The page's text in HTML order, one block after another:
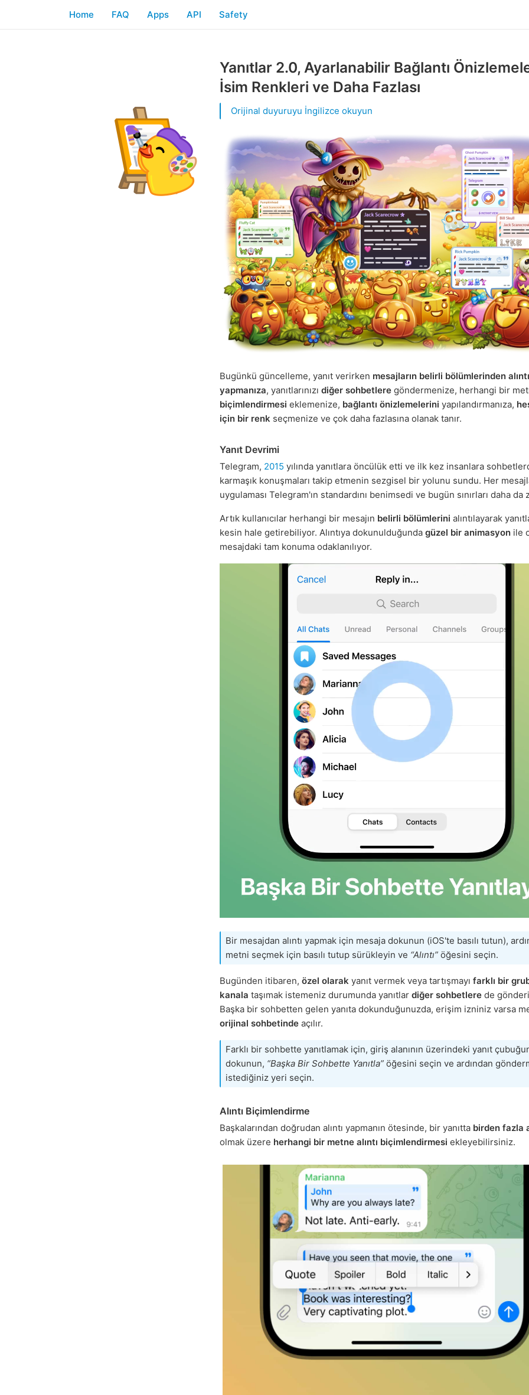
Home FAQ Apps API Safety
Yanıtlar 2.0, Ayarlanabilir Bağlantı
İsim Renkleri ve Daha Fazlası
Orijinal duyuruyu İngilizce okuyun
Bugünkü güncelleme, yanıt verirken mesajların belirli bölümlerinden alıntı
yapmanıza, yanıtlarınızı diğer sohbetlere göndermenize, herhangi bir
biçimlendirmesi eklemenize, bağlantı önizlemelerini yapılandırmanıza,
için bir renk seçmenize ve çok daha fazlasına olanak tanır.
Yanıt Devrimi
Telegram, 2015 yılında yanıtlara öncülük etti ve ilk kez insanlara
karmaşık konuşmaları takip etmenin sezgisel bir yolunu sundu. Her
uygulaması Telegram'ın standardını benimsedi ve bugün sınırları daha
Artık kullanıcılar herhangi bir mesajın belirli bölümlerini alıntılayarak
kesin hale getirebiliyor. Alıntıya dokunulduğunda güzel bir animasyon ile
mesajdaki tam konuma odaklanılıyor.
Bir mesajdan alıntı yapmak için mesaja dokunun (iOS'te basılı tutun),
metni seçmek için basılı tutup sürükleyin ve “Alıntı” öğesini seçin.
Bugünden itibaren, özel olarak yanıt vermek veya tartışmayı farklı bir
kanala taşımak istemeniz durumunda yanıtlar diğer sohbetlere de
Başka bir sohbetten gelen yanıta dokunduğunuzda, erişim izniniz varsa
orijinal sohbetinde açılır.
Farklı bir sohbette yanıtlamak için, giriş alanının üzerindeki yanıt
dokunun, “Başka Bir Sohbette Yanıtla” öğesini seçin ve ardından
istediğiniz yeri seçin.
Alıntı Biçimlendirme
Başkalarından doğrudan alıntı yapmanın ötesinde, bir yanıtta birden fazla
olmak üzere herhangi bir metne alıntı biçimlendirmesi ekleyebilirsiniz.